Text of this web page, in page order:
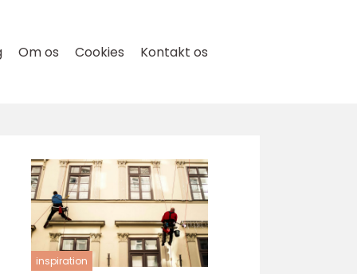
Om os Cookies Kontakt os
inspiration